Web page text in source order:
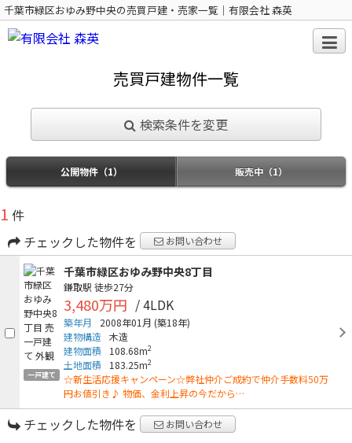
千葉市緑区おゆみ野中央の売買戸建・売家一覧｜有限会社 森英
売買戸建物件一覧
検索条件を変更
公開物件（1） 販売中（1）
1 件
チェックした物件を
お問い合わせ
一戸建て
千葉市緑区おゆみ野中央8丁目
鎌取駅 徒歩27分
3,480万円 / 4LDK
築年月 2008年01月 (築18年)
建物構造 木造
建物面積
108.68m2
土地面積 183.25m2
☆新生活応援キャンペーン☆弊社仲介ご成約で仲介手数料50万
円お値引き♪ 物価、金利上昇の今だから…
チェックした物件を お問い合わせ